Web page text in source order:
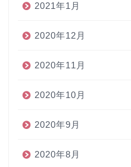
2021年1月
2020年12月
2020年11月
2020年10月
2020年9月
2020年8月